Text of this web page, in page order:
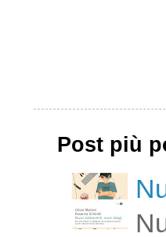
Post più